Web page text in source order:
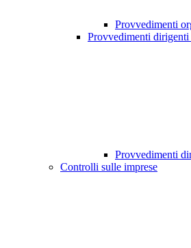
Provvedimenti
Provvedimenti
Provvedimenti
Controlli sulle imprese